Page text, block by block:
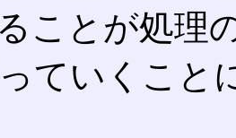
ことが処理
ていくこと